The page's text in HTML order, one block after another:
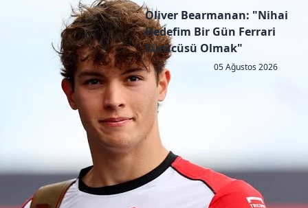
Oliver Bearmanan: "Nihai
Hedefim Bir Gün Ferrari
Sürücüsü Olmak"
05 Ağustos 2026
Copyright © 2026 - All right reserved by RaceResult